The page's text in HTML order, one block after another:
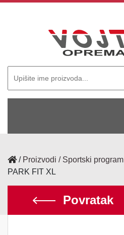
/ Proizvodi Sportski program
PARK FIT XL
Povratak